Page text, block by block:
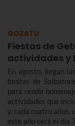
septiembre.
GOZATU
Fiestas de
actividades y
En agosto, llegan
fiestas de
para rendir
actividades que
y, cada cuatro años,
este año será el día